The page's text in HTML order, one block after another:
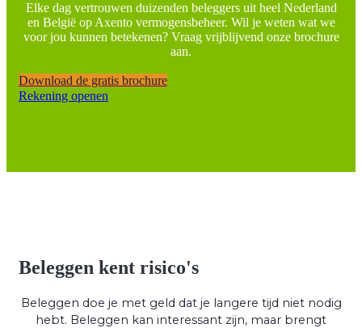
Elke dag vertrouwen duizenden beleggers uit heel Nederland
en België op Axento vermogensbeheer. Wil je weten wat we
voor jou kunnen betekenen? Vraag vrijblijvend onze brochure
aan.
Download de gratis brochure
Rekening openen
Beleggen kent risico's
Beleggen doe je met geld dat je langere tijd niet nodig
hebt. Beleggen kan interessant zijn, maar brengt